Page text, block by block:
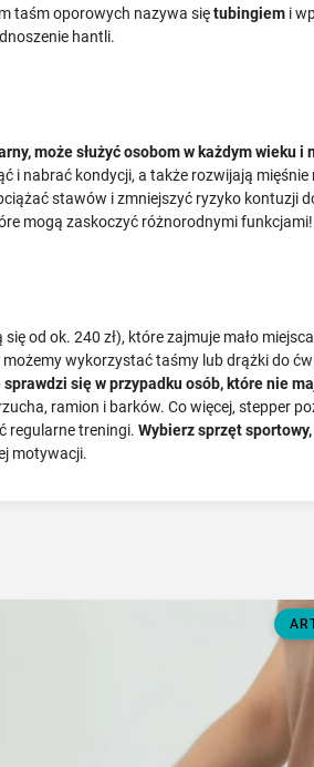
taśm oporowych nazywa siętubingiem i
hantli.
może służyć osobom w każdym wieku
i nabrać kondycji, a także rozwijają
stawów i zmniejszyć ryzyko kontuzji
mogą zaskoczyć różnorodnymi funkcjami!
od ok. 240 zł), które zajmuje mało
wykorzystać taśmy lub drążki do
się w przypadku osób, które nie
ramion i barków. Co więcej, stepper
regularne treningi.Wybierz sprzęt
motywacji.